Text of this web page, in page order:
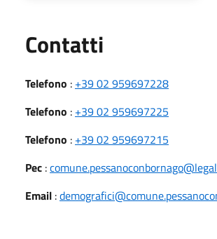
Contatti
Telefono : +39 02 959697228
Telefono : +39 02 959697225
Telefono : +39 02 959697215
Pec :
Email :